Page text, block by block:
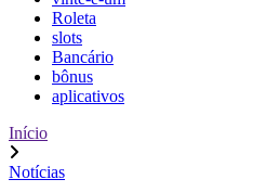
Roleta
slots
Bancário
bônus
aplicativos
Início
Notícias